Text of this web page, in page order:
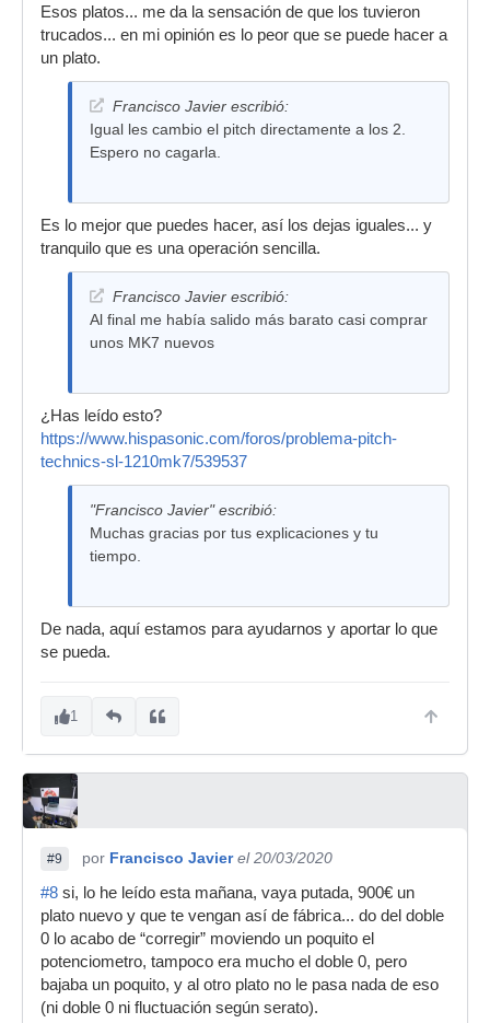
Esos platos... me da la sensación de que los tuvieron
trucados... en mi opinión es lo peor que se puede hacer a
un plato.
Francisco Javier escribió:
Igual les cambio el pitch directamente a los 2.
Espero no cagarla.
Es lo mejor que puedes hacer, así los dejas iguales... y
tranquilo que es una operación sencilla.
Francisco Javier escribió:
Al final me había salido más barato casi comprar
unos MK7 nuevos
¿Has leído esto?
https://www.hispasonic.com/foros/problema-pitch-
technics-sl-1210mk7/539537
"Francisco Javier" escribió:
Muchas gracias por tus explicaciones y tu
tiempo.
De nada, aquí estamos para ayudarnos y aportar lo que
se pueda.
1
#9 por Francisco Javier el 20/03/2020
#8 si, lo he leído esta mañana, vaya putada, 900€ un
plato nuevo y que te vengan así de fábrica... do del doble
0 lo acabo de “corregir” moviendo un poquito el
potenciometro, tampoco era mucho el doble 0, pero
bajaba un poquito, y al otro plato no le pasa nada de eso
(ni doble 0 ni fluctuación según serato).